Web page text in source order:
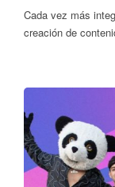
Cada vez más
creación de